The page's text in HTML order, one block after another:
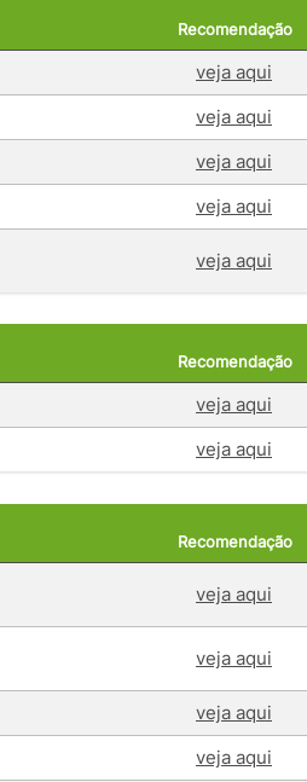
Recomendação
veja aqui
veja aqui
veja aqui
veja aqui
veja aqui
Recomendação
veja aqui
veja aqui
Recomendação
veja aqui
veja aqui
veja aqui
veja aqui